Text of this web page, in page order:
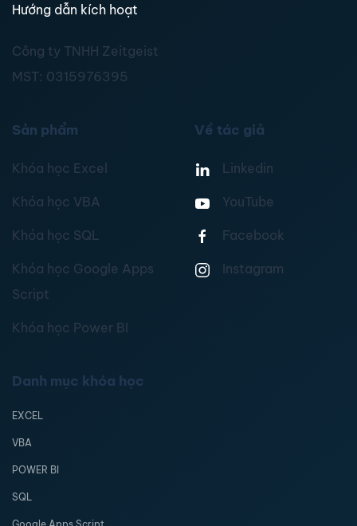
Hướng dẫn kích hoạt
Công ty TNHH Zeitgeist
MST: 0315976395
Sản phẩm
Khóa học Excel
Khóa học VBA
Khóa học SQL
Khóa học Google Apps
Script
Khóa học Power BI
Về tác giả
Linkedin
YouTube
Facebook
Instagram
Danh mục khóa học
EXCEL
VBA
POWER BI
SQL